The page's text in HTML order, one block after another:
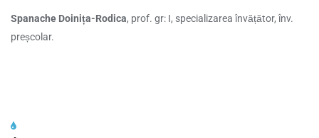
Spanache Doinița-Rodica, prof. gr: I, specializarea învățător, înv.
preșcolar.